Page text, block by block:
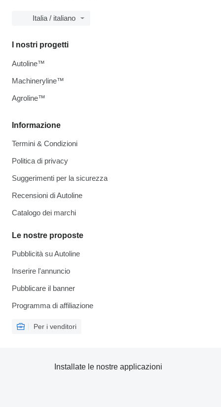
Italia / italiano
Informazione
Termini & Condizioni
Politica di privacy
Suggerimenti per la sicurezza
Recensioni di Autoline
Catalogo dei marchi
Le nostre proposte
Pubblicità su Autoline
Inserire l'annuncio
Pubblicare il banner
Programma di affiliazione
Per i venditori
I nostri progetti
Autoline™
Machineryline™
Agroline™
Installate le nostre applicazioni